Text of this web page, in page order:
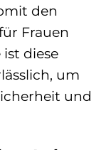
den
Frauen
diese
um
und